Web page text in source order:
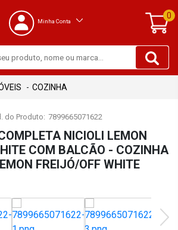
Minha Conta
0
COZINHA
do Produto: 7899665071622
NICIOLI LEMON
COM BALCÃO - COZINHA
FREIJÓ/OFF WHITE